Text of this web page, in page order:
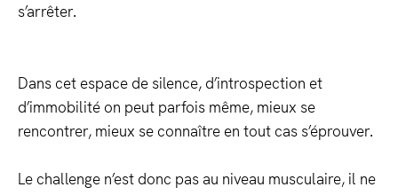
s’arrêter.
Dans cet espace de silence, d’introspection et
d’immobilité on peut parfois même, mieux se
rencontrer, mieux se connaître en tout cas s’éprouver.
Le challenge n’est donc pas au niveau musculaire, il ne